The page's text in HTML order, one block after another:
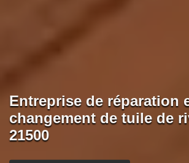
Entreprise de réparation
changement de tuile de
21500